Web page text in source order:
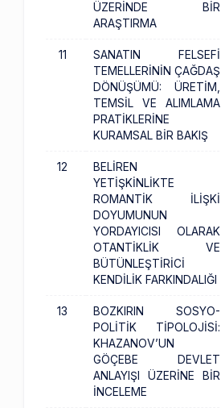
ÜZERİNDE BİR
ARAŞTIRMA
11
SANATIN FELSEFİ
TEMELLERİNİN ÇAĞDAŞ
DÖNÜŞÜMÜ: ÜRETİM,
TEMSİL VE ALIMLAMA
PRATİKLERİNE
KURAMSAL BİR BAKIŞ
12
BELİREN
YETİŞKİNLİKTE
ROMANTİK İLİŞKİ
DOYUMUNUN
YORDAYICISI OLARAK
OTANTİKLİK VE
BÜTÜNLEŞTİRİCİ
KENDİLİK FARKINDALIĞI
13
BOZKIRIN SOSYO-
POLİTİK TİPOLOJİSİ:
KHAZANOV’UN
GÖÇEBE DEVLET
ANLAYIŞI ÜZERİNE BİR
İNCELEME